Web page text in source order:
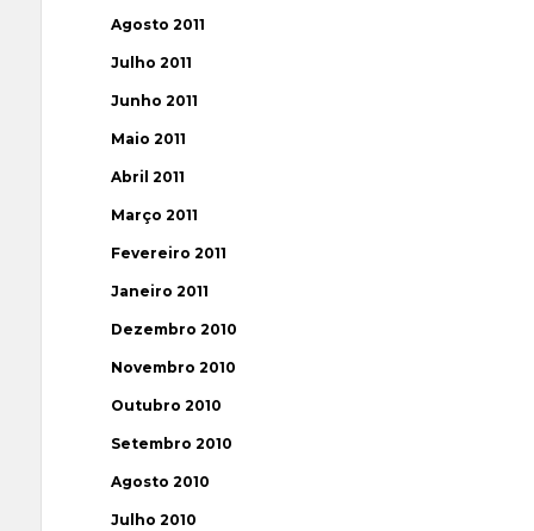
Agosto 2011
Julho 2011
Junho 2011
Maio 2011
Abril 2011
Março 2011
Fevereiro 2011
Janeiro 2011
Dezembro 2010
Novembro 2010
Outubro 2010
Setembro 2010
Agosto 2010
Julho 2010